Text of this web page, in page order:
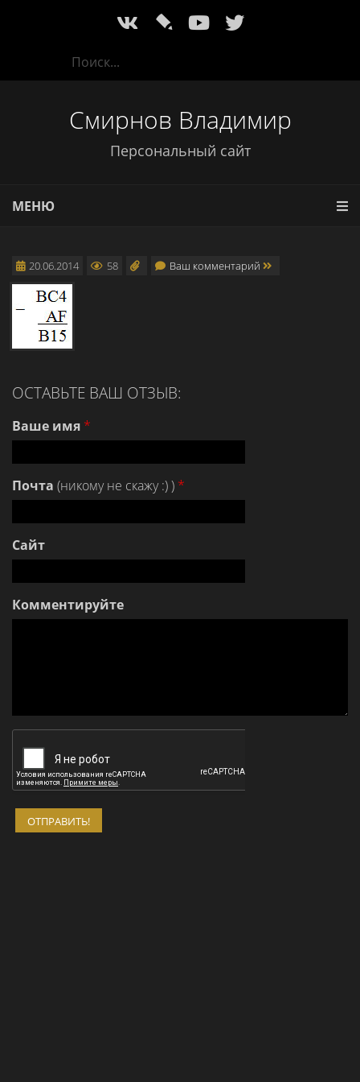
l
Смирнов Владимир
Персональный сайт
МЕНЮ
20.06.2014 58 Ваш комментарий
ОСТАВЬТЕ ВАШ ОТЗЫВ:
Ваше имя *
Почта (никому не скажу :) ) *
Сайт
Комментируйте